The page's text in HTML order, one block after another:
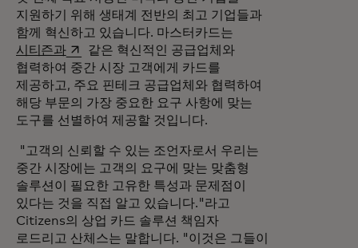
지원하기 위해 생태계 전반의 최고 기업들과
함께 혁신하고 있습니다. 마스터카드는
시티즌과새 탭에서 열림
같은 혁신적인 공급업체와
협력하여 중간 시장 고객에게 카드를
제공하고, 주요 핀테크 공급업체와 협력하여
해당 부문의 가장 중요한 요구 사항에 맞는
도구를 선별하여 제공할 것입니다.
"고객의 신뢰할 수 있는 조언자로서 우리는
중간 시장에는 고객의 요구에 맞는 맞춤형
솔루션이 필요한 고유한 특성과 문제점이
있다는 것을 직접 알고 있습니다."라고
Citizens의 상업 카드 솔루션 책임자
로드리고 산체스는 말합니다. "이것은 그들이